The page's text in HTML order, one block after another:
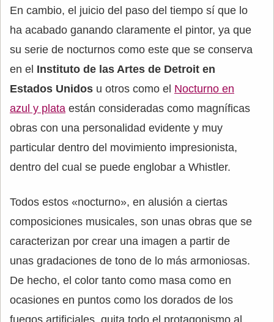
En cambio, el juicio del paso del tiempo sí que lo
ha acabado ganando claramente el pintor, ya que
su serie de nocturnos como este que se conserva
en el Instituto de las Artes de Detroit en
Estados Unidos u otros como el Nocturno en
azul y plata están consideradas como magníficas
obras con una personalidad evidente y muy
particular dentro del movimiento impresionista,
dentro del cual se puede englobar a Whistler.
Todos estos «nocturno», en alusión a ciertas
composiciones musicales, son unas obras que se
caracterizan por crear una imagen a partir de
unas gradaciones de tono de lo más armoniosas.
De hecho, el color tanto como masa como en
ocasiones en puntos como los dorados de los
fuegos artificiales, quita todo el protagonismo al